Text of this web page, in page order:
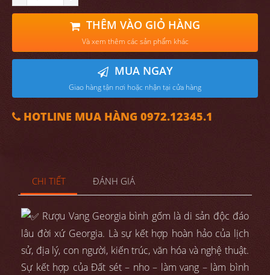
THÊM VÀO GIỎ HÀNG
Và xem thêm các sản phẩm khác
MUA NGAY
Giao hàng tận nơi hoặc nhận tại cửa hàng
HOTLINE MUA HÀNG 0972.12345.1
CHI TIẾT ĐÁNH GIÁ
Rượu Vang Georgia bình gốm là di sản độc đáo
lâu đời xứ Georgia. Là sự kết hợp hoàn hảo của lịch
sử, địa lý, con người, kiến trúc, văn hóa và nghệ thuật.
Sự kết hợp của Đất sét – nho – làm vang – làm bình